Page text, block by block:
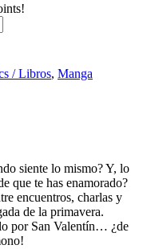
/ Libros, Manga
siente lo mismo? Y, lo
que te has enamorado?
encuentros, charlas y
de la primavera.
por San Valentín… ¿de